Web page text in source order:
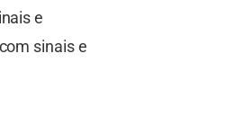
e
sinais e